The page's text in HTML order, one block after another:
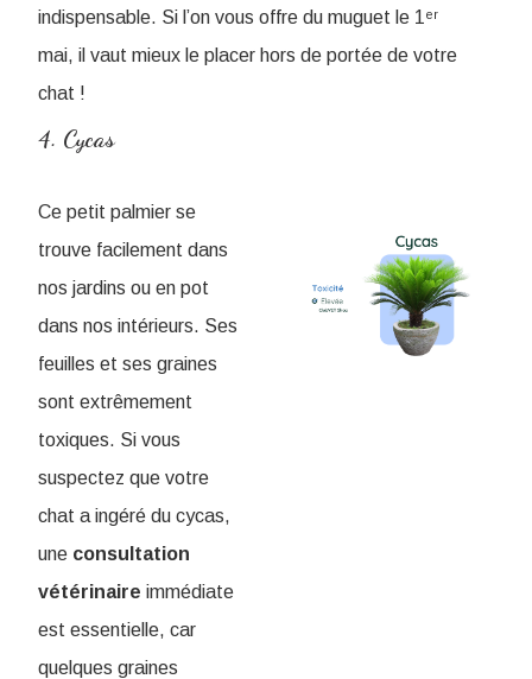
indispensable. Si l’on vous offre du muguet le 1ᵉʳ
mai, il vaut mieux le placer hors de portée de votre
chat !
4. Cycas
Ce petit palmier se
trouve facilement dans
nos jardins ou en pot
dans nos intérieurs. Ses
feuilles et ses graines
sont extrêmement
toxiques. Si vous
suspectez que votre
chat a ingéré du cycas,
une consultation
vétérinaire immédiate
est essentielle, car
quelques graines